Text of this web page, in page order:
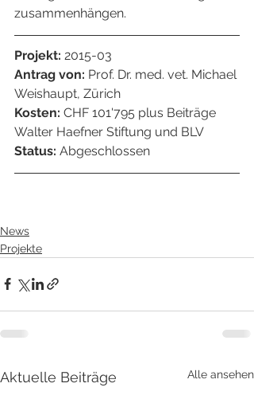
zusammenhängen.
Projekt: 2015-03
Antrag von: Prof. Dr. med. vet. Michael
Weishaupt, Zürich
Kosten: CHF 101'795 plus Beiträge
Walter Haefner Stiftung und BLV
Status: Abgeschlossen
News
Projekte
Aktuelle Beiträge Alle ansehen